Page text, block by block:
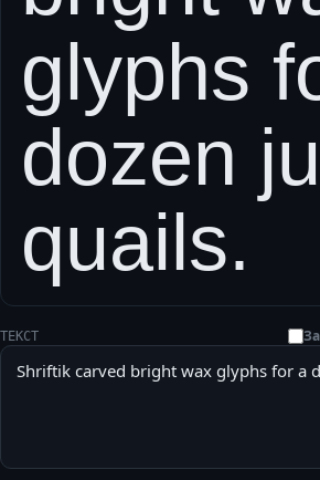
glyphs
dozen
quails.
ТЕКСТ